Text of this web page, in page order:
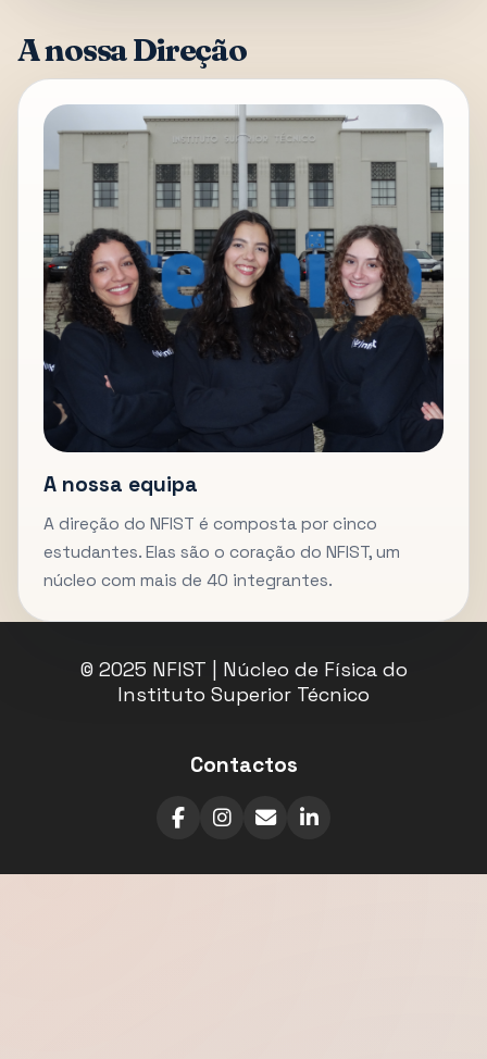
A nossa Direção
A nossa equipa
A direção do NFIST é composta por cinco
estudantes. Elas são o coração do NFIST, um
núcleo com mais de 40 integrantes.
© 2025 NFIST | Núcleo de Física do
Instituto Superior Técnico
Contactos